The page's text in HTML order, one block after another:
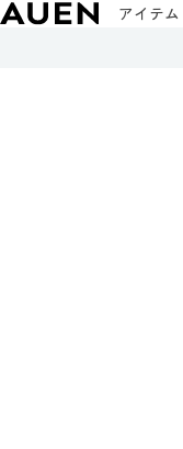
アイテム